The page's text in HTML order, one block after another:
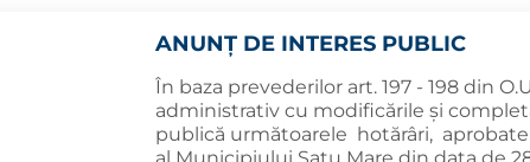
ANUNȚ DE INTERES PUBLIC
În baza prevederilor art. 197 - 198 din
administrativ cu modificările și
publică următoarele hotărâri,